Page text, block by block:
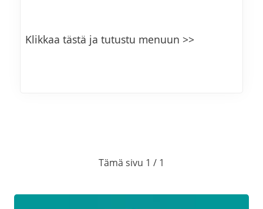
Klikkaa tästä ja tutustu menuun >>
Tämä sivu 1 / 1